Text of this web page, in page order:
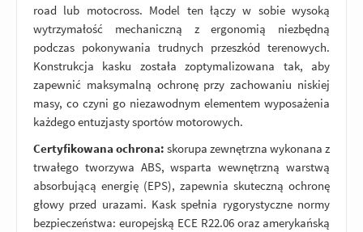
road lub motocross. Model ten łączy w sobie wysoką
wytrzymałość mechaniczną z ergonomią niezbędną
podczas pokonywania trudnych przeszkód terenowych.
Konstrukcja kasku została zoptymalizowana tak, aby
zapewnić maksymalną ochronę przy zachowaniu niskiej
masy, co czyni go niezawodnym elementem wyposażenia
każdego entuzjasty sportów motorowych.
Certyfikowana ochrona: skorupa zewnętrzna wykonana z
trwałego tworzywa ABS, wsparta wewnętrzną warstwą
absorbującą energię (EPS), zapewnia skuteczną ochronę
głowy przed urazami. Kask spełnia rygorystyczne normy
bezpieczeństwa: europejską ECE R22.06 oraz amerykańską